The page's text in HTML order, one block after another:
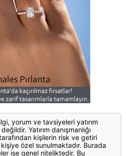
yorum ve tavsiyeleri yatırım
Yatırım danışmanlığı
kişilerin risk ve getiri
özel sunulmaktadır. Burada
ise genel niteliktedir. Bu